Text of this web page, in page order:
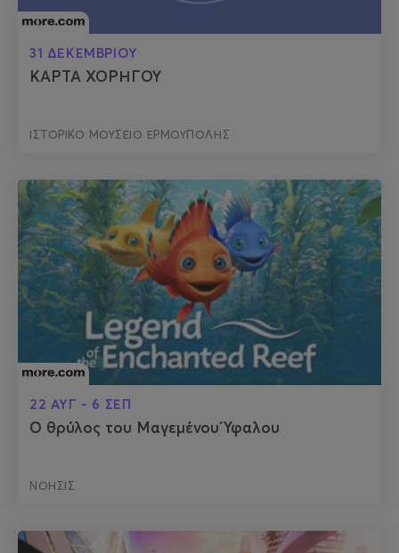
31 ΔΕΚΕΜΒΡΙΟΥ
ΚΑΡΤΑ ΧΟΡΗΓΟΥ
ΙΣΤΟΡΙΚΟ ΜΟΥΣΕΙΟ ΕΡΜΟΥΠΟΛΗΣ
22 ΑΥΓ - 6 ΣΕΠ
Ο θρύλος του Μαγεμένου Ύφαλου
ΝΟΗΣΙΣ